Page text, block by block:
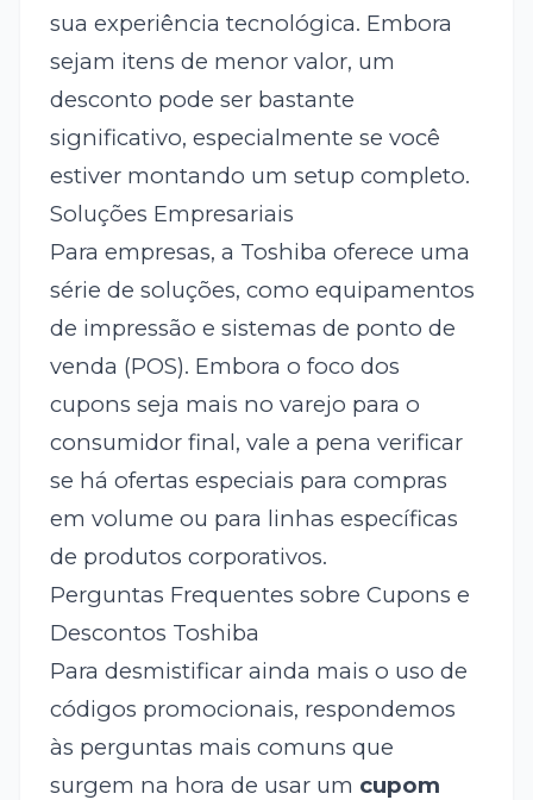
sua experiência tecnológica. Embora
sejam itens de menor valor, um
desconto pode ser bastante
significativo, especialmente se você
estiver montando um setup completo.
Soluções Empresariais
Para empresas, a Toshiba oferece uma
série de soluções, como equipamentos
de impressão e sistemas de ponto de
venda (POS). Embora o foco dos
cupons seja mais no varejo para o
consumidor final, vale a pena verificar
se há ofertas especiais para compras
em volume ou para linhas específicas
de produtos corporativos.
Perguntas Frequentes sobre Cupons e
Descontos Toshiba
Para desmistificar ainda mais o uso de
códigos promocionais, respondemos
às perguntas mais comuns que
surgem na hora de usar um cupom